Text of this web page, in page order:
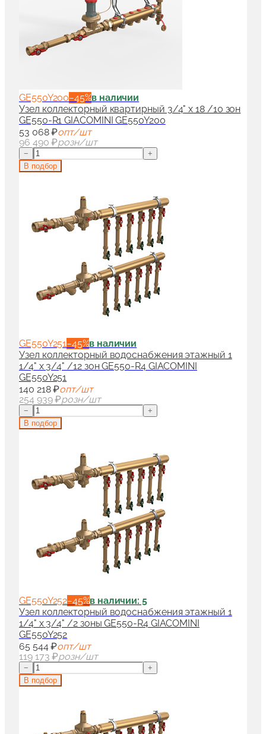
GE550Y200−45%в наличии
Узел коллекторный квартирный 3/4" x 18 /10 зон
GE550-R1 GIACOMINI GE550Y200
53 068 ₽опт/шт
96 490 ₽розн/шт
−
+
В подбор
GE550Y251−45%в наличии
Узел коллекторный водоснабжения этажный 1
1/4" x 3/4" /12 зон GE550-R4 GIACOMINI
GE550Y251
140 218 ₽опт/шт
254 939 ₽розн/шт
−
+
В подбор
GE550Y252−45%в наличии: 5
Узел коллекторный водоснабжения этажный 1
1/4" x 3/4" /2 зоны GE550-R4 GIACOMINI
GE550Y252
65 544 ₽опт/шт
119 173 ₽розн/шт
−
+
В подбор